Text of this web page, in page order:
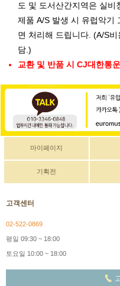
도 및 도서산간지역은 실비
제품 A/S 발생 시 유럽악기
면 처리해 드립니다. (A/S
담.)
교환 및 반품 시 CJ대한통
마이페이지
기획전
고객센터
02-522-0869
평일 09:30 ~ 18:00
토요일 10:00 ~ 18:00